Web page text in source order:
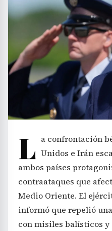
L a confrontación
Unidos e Irán
ambos países
contraataques que
Medio Oriente. El
informó que repelió
con misiles balísticos